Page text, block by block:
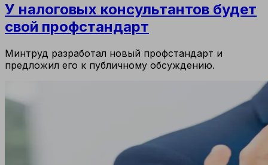
У налоговых консультантов будет
свой профстандарт
Минтруд разработал новый профстандарт и
предложил его к публичному обсуждению.